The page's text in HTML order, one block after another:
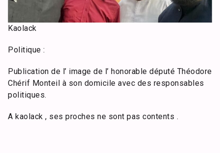
Kaolack
Politique :
Publication de l’ image de l’ honorable député Théodore
Chérif Monteil à son domicile avec des responsables
politiques.
A kaolack , ses proches ne sont pas contents .